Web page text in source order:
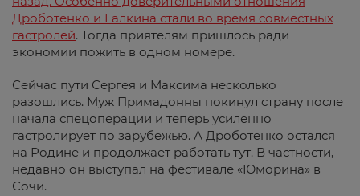
Дроботенко и Галкина стали во время совместных
гастролей. Тогда приятелям пришлось ради
экономии пожить в одном номере.
Сейчас пути Сергея и Максима несколько
разошлись. Муж Примадонны покинул страну после
начала спецоперации и теперь усиленно
гастролирует по зарубежью. А Дроботенко остался
на Родине и продолжает работать тут. В частности,
недавно он выступал на фестивале «Юморина» в
Сочи.